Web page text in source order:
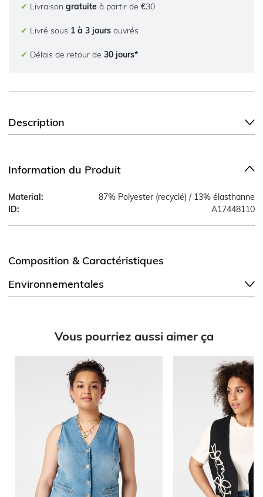
✔ Livraison gratuite à partir de €30
✔ Livré sous 1 à 3 jours ouvrés
✔ Délais de retour de 30 jours*
Description
Information du Produit
Material:
87% Polyester (recyclé) / 13% élasthanne
ID:
A17448110
Composition & Caractéristiques
Environnementales
Vous pourriez aussi aimer ça